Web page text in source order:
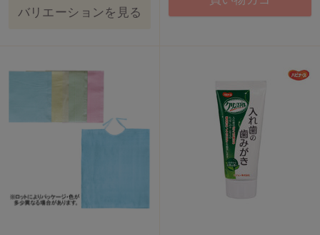
バリエーションを見る